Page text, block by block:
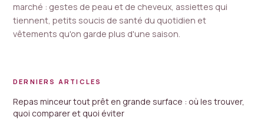
marché : gestes de peau et de cheveux, assiettes qui
tiennent, petits soucis de santé du quotidien et
vêtements qu'on garde plus d'une saison.
DERNIERS ARTICLES
Repas minceur tout prêt en grande surface : où les trouver,
quoi comparer et quoi éviter